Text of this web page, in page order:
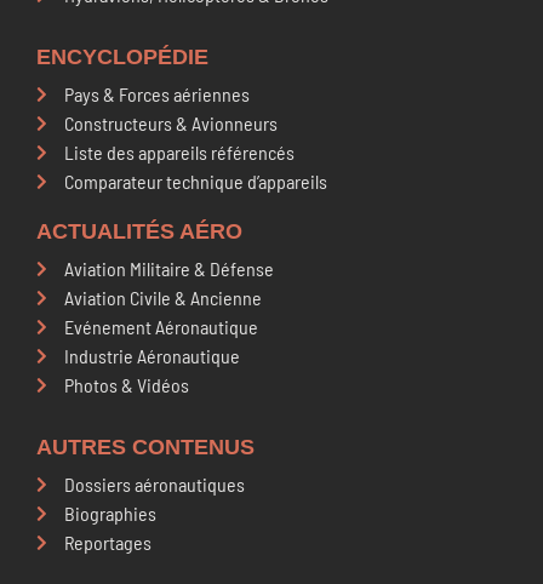
ENCYCLOPÉDIE
Pays & Forces aériennes
Constructeurs & Avionneurs
Liste des appareils référencés
Comparateur technique d’appareils
ACTUALITÉS AÉRO
Aviation Militaire & Défense
Aviation Civile & Ancienne
Evénement Aéronautique
Industrie Aéronautique
Photos & Vidéos
AUTRES CONTENUS
Dossiers aéronautiques
Biographies
Reportages